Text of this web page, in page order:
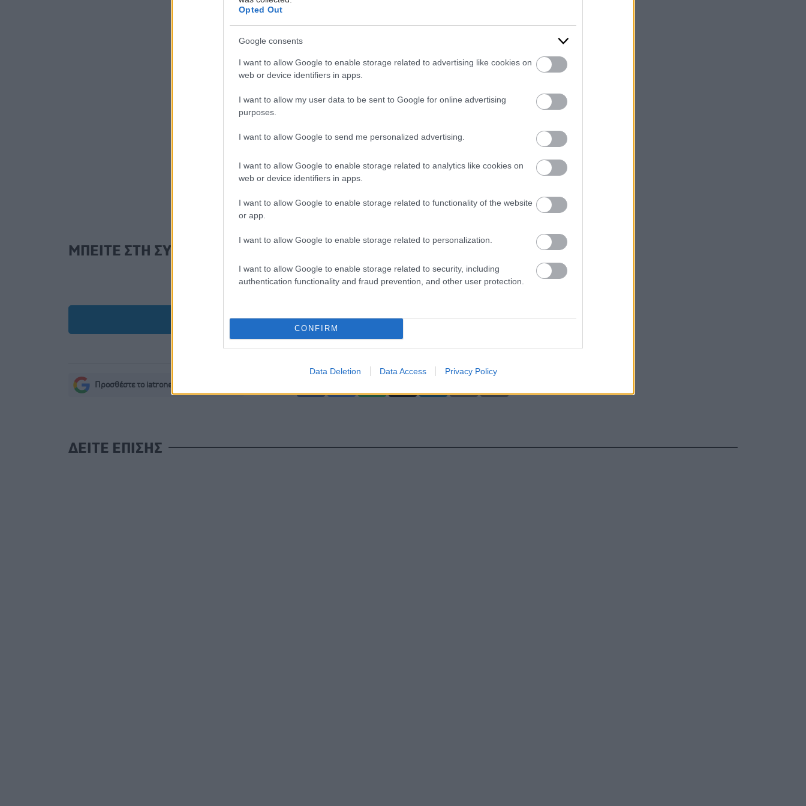
Opted Out
Google consents
I want to allow Google to enable storage related to advertising like cookies on
web or device identifiers in apps.
I want to allow my user data to be sent to Google for online advertising
purposes.
I want to allow Google to send me personalized advertising.
I want to allow Google to enable storage related to analytics like cookies on
web or device identifiers in apps.
I want to allow Google to enable storage related to functionality of the website
or app.
I want to allow Google to enable storage related to personalization.
I want to allow Google to enable storage related to security, including
authentication functionality and fraud prevention, and other user protection.
CONFIRM
Data Deletion Data Access Privacy Policy
δεν σταματάμε εδώ και αναμένουμε με ανυπομονησία την
εκπλήρωση των υπολοίπων δεσμεύσεων του Υπουργείου» δήλωσε
η Πρόεδρος Δ.Σ. Πανελλήνιου Συλλόγου Ασθενών με Ψωρίαση και
Υπογραμμίζεται ότι την εν λόγω Απόφαση χαιρετίζει με
ικανοποίηση και η Ελληνική Δερματολογική Αφροδισιολογική
Εταιρεία (ΕΔΑΕ), η οποία συμμετείχε στο «Forum Ανταλλαγής
Προέδρου, Καθηγητή δερματολογίας - αφροδισιολογίας, Δημήτρη
αφροδισιολογίας, Δημήτρη Ιωαννίδη.
ΜΠΕΙΤΕ ΣΤΗ ΣΥΖΗΤΗΣΗ
Loading...
Προσθήκη Σχολίου
Προσθέστε το iatronet.gr στο Discover
ΔΕΙΤΕ ΕΠΙΣΗΣ